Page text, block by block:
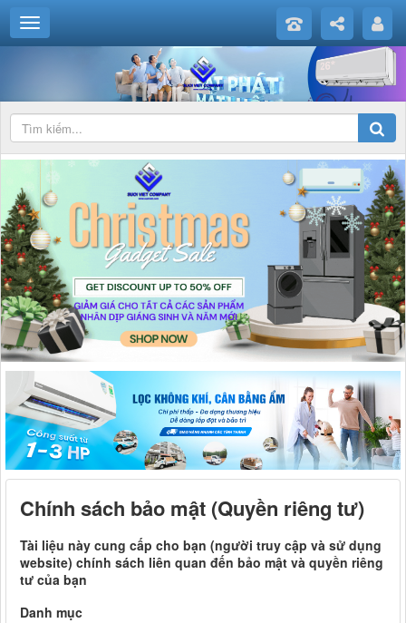
Chính sách bảo mật (Quyền riêng tư)
Tài liệu này cung cấp cho bạn (người truy cập và sử dụng
website) chính sách liên quan đến bảo mật và quyền riêng
tư của bạn
Danh mục